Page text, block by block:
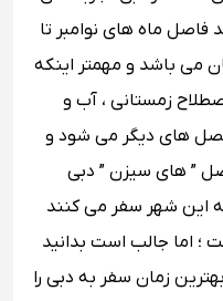
فاصل ماه‌ های نوامبر تا
می باشد و مهمتر اینکه
زمستانی ، آب و
های دیگر می شود و
” های سیزن ” دبی
این شهر سفر می‌ کنند
؛ اما جالب است بدانید
زمان سفر به دبی را